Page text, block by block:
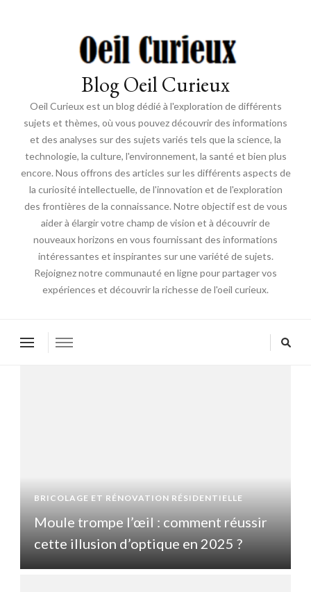
Blog Oeil Curieux
Oeil Curieux est un blog dédié à l'exploration de différents
sujets et thèmes, où vous pouvez découvrir des informations
et des analyses sur des sujets variés tels que la science, la
technologie, la culture, l'environnement, la santé et bien plus
encore. Nous offrons des articles sur les différents aspects de
la curiosité intellectuelle, de l'innovation et de l'exploration
des frontières de la connaissance. Notre objectif est de vous
aider à élargir votre champ de vision et à découvrir de
nouveaux horizons en vous fournissant des informations
intéressantes et inspirantes sur une variété de sujets.
Rejoignez notre communauté en ligne pour partager vos
expériences et découvrir la richesse de l'oeil curieux.
BRICOLAGE ET RÉNOVATION RÉSIDENTIELLE
Moule trompe l’œil : comment réussir
cette illusion d’optique en 2025 ?